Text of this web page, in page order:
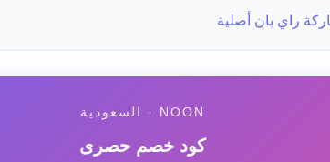
راي بان أصلية
NOON · السعودية
كود خصم حصرى